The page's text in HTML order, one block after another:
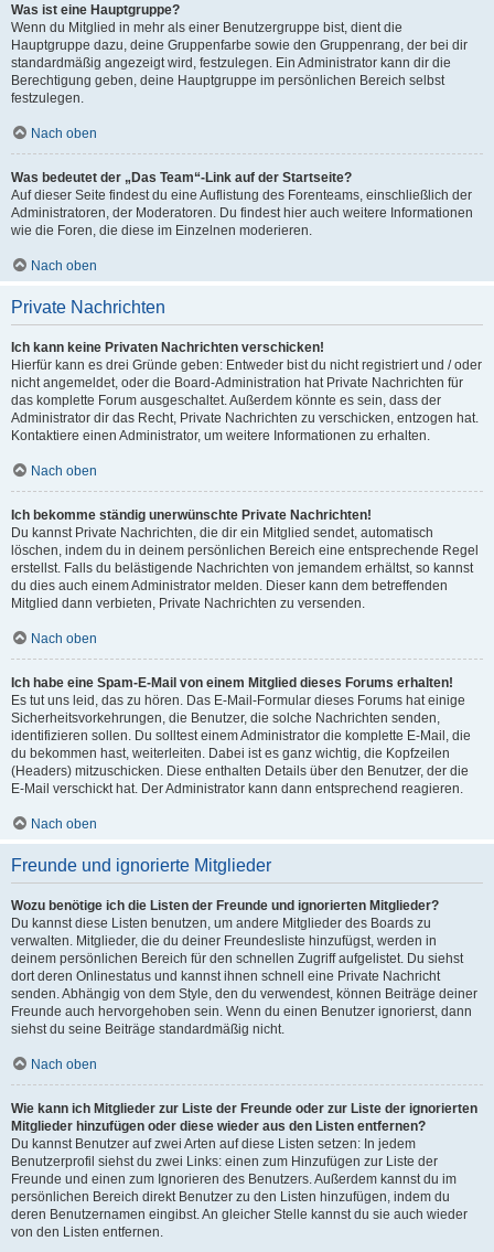
Was ist eine Hauptgruppe?
Wenn du Mitglied in mehr als einer Benutzergruppe bist, dient die
Hauptgruppe dazu, deine Gruppenfarbe sowie den Gruppenrang, der bei dir
standardmäßig angezeigt wird, festzulegen. Ein Administrator kann dir die
Berechtigung geben, deine Hauptgruppe im persönlichen Bereich selbst
festzulegen.
Nach oben
Was bedeutet der „Das Team“-Link auf der Startseite?
Auf dieser Seite findest du eine Auflistung des Forenteams, einschließlich der
Administratoren, der Moderatoren. Du findest hier auch weitere Informationen
wie die Foren, die diese im Einzelnen moderieren.
Nach oben
Private Nachrichten
Ich kann keine Privaten Nachrichten verschicken!
Hierfür kann es drei Gründe geben: Entweder bist du nicht registriert und / oder
nicht angemeldet, oder die Board-Administration hat Private Nachrichten für
das komplette Forum ausgeschaltet. Außerdem könnte es sein, dass der
Administrator dir das Recht, Private Nachrichten zu verschicken, entzogen hat.
Kontaktiere einen Administrator, um weitere Informationen zu erhalten.
Nach oben
Ich bekomme ständig unerwünschte Private Nachrichten!
Du kannst Private Nachrichten, die dir ein Mitglied sendet, automatisch
löschen, indem du in deinem persönlichen Bereich eine entsprechende Regel
erstellst. Falls du belästigende Nachrichten von jemandem erhältst, so kannst
du dies auch einem Administrator melden. Dieser kann dem betreffenden
Mitglied dann verbieten, Private Nachrichten zu versenden.
Nach oben
Ich habe eine Spam-E-Mail von einem Mitglied dieses Forums erhalten!
Es tut uns leid, das zu hören. Das E-Mail-Formular dieses Forums hat einige
Sicherheitsvorkehrungen, die Benutzer, die solche Nachrichten senden,
identifizieren sollen. Du solltest einem Administrator die komplette E-Mail, die
du bekommen hast, weiterleiten. Dabei ist es ganz wichtig, die Kopfzeilen
(Headers) mitzuschicken. Diese enthalten Details über den Benutzer, der die
E-Mail verschickt hat. Der Administrator kann dann entsprechend reagieren.
Nach oben
Freunde und ignorierte Mitglieder
Wozu benötige ich die Listen der Freunde und ignorierten Mitglieder?
Du kannst diese Listen benutzen, um andere Mitglieder des Boards zu
verwalten. Mitglieder, die du deiner Freundesliste hinzufügst, werden in
deinem persönlichen Bereich für den schnellen Zugriff aufgelistet. Du siehst
dort deren Onlinestatus und kannst ihnen schnell eine Private Nachricht
senden. Abhängig von dem Style, den du verwendest, können Beiträge deiner
Freunde auch hervorgehoben sein. Wenn du einen Benutzer ignorierst, dann
siehst du seine Beiträge standardmäßig nicht.
Nach oben
Wie kann ich Mitglieder zur Liste der Freunde oder zur Liste der ignorierten
Mitglieder hinzufügen oder diese wieder aus den Listen entfernen?
Du kannst Benutzer auf zwei Arten auf diese Listen setzen: In jedem
Benutzerprofil siehst du zwei Links: einen zum Hinzufügen zur Liste der
Freunde und einen zum Ignorieren des Benutzers. Außerdem kannst du im
persönlichen Bereich direkt Benutzer zu den Listen hinzufügen, indem du
deren Benutzernamen eingibst. An gleicher Stelle kannst du sie auch wieder
von den Listen entfernen.